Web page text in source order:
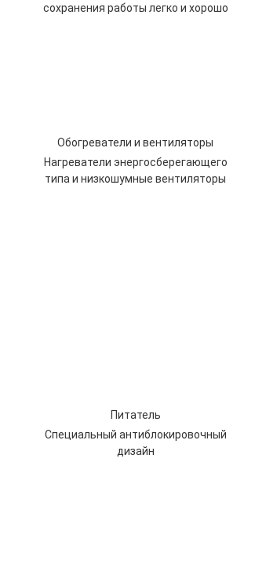
сохранения работы легко и хорошо
Обогреватели и вентиляторы
Нагреватели энергосберегающего
типа и низкошумные вентиляторы
Питатель
Специальный антиблокировочный
дизайн